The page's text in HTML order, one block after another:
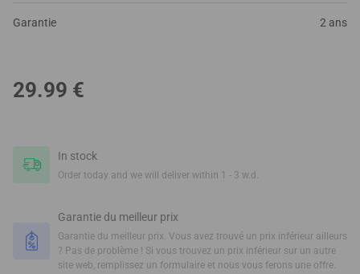
Garantie 2 ans
29.99 €
In stock
Order today and we will deliver within 1 - 3 w.d.
Garantie du meilleur prix
Garantie du meilleur prix. Vous avez trouvé un prix inférieur ailleurs
? Pas de problème ! Si vous trouvez un prix inférieur sur un autre
site web, remplissez un formulaire et nous vous ferons une offre.